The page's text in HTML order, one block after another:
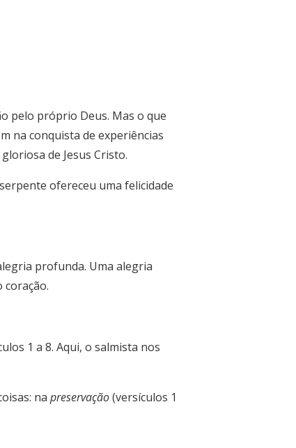
pelo próprio Deus. Mas o que
na conquista de experiências
de Jesus Cristo.
ofereceu uma felicidade
profunda. Uma alegria
1 a 8. Aqui, o salmista nos
na preservação(versículos 1